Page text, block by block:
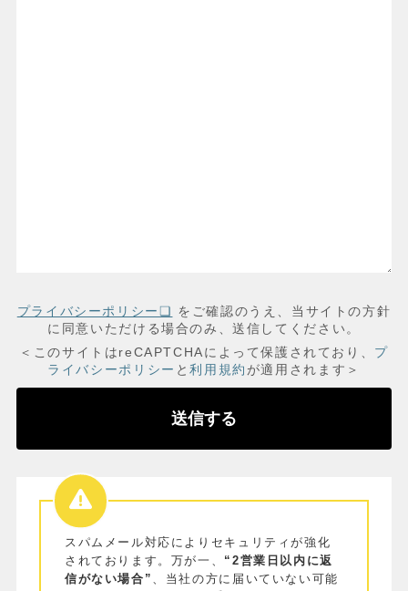
プライバシーポリシー❏ をご確認のうえ、当サイトの方針
に同意いただける場合のみ、送信してください。
＜このサイトはreCAPTCHAによって保護されており、 プ
ライバシーポリシー と利用規約 が適用されます＞
スパムメール対応によりセキュリティが強化
されております。万が一、 “2営業日以内に返
信がない場合” 、当社の方に届いていない可能